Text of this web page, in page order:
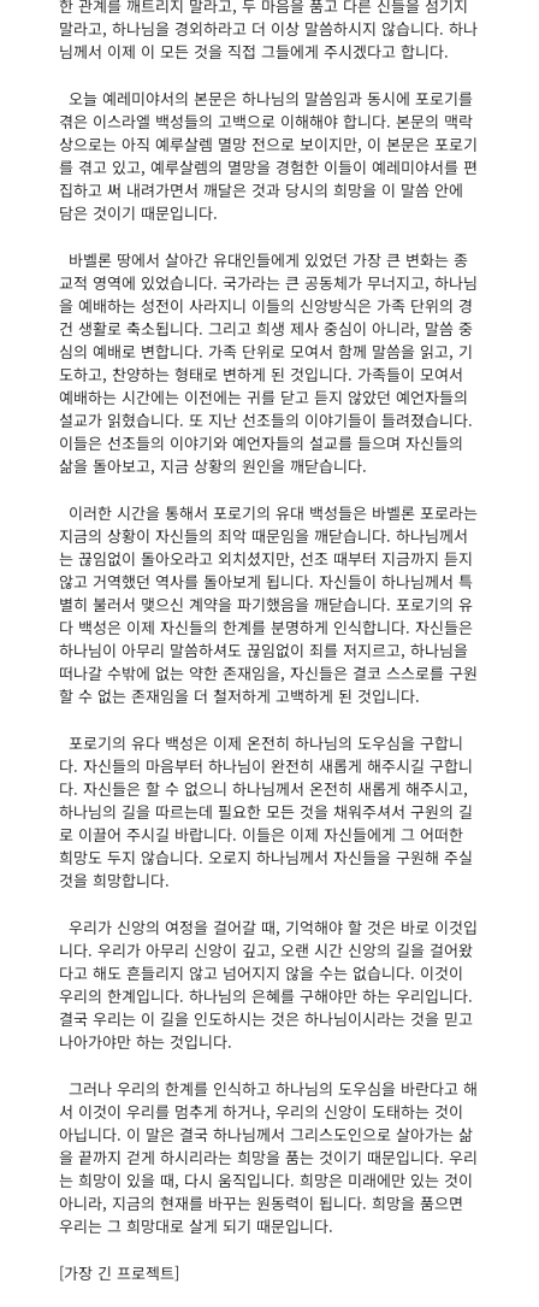
한 관계를 깨트리지 말라고, 두 마음을 품고 다른 신들을 섬기지
말라고, 하나님을 경외하라고 더 이상 말씀하시지 않습니다. 하나
님께서 이제 이 모든 것을 직접 그들에게 주시겠다고 합니다.
오늘 예레미야서의 본문은 하나님의 말씀임과 동시에 포로기를
겪은 이스라엘 백성들의 고백으로 이해해야 합니다. 본문의 맥락
상으로는 아직 예루살렘 멸망 전으로 보이지만, 이 본문은 포로기
를 겪고 있고, 예루살렘의 멸망을 경험한 이들이 예레미야서를 편
집하고 써 내려가면서 깨달은 것과 당시의 희망을 이 말씀 안에
담은 것이기 때문입니다.
바벨론 땅에서 살아간 유대인들에게 있었던 가장 큰 변화는 종
교적 영역에 있었습니다. 국가라는 큰 공동체가 무너지고, 하나님
을 예배하는 성전이 사라지니 이들의 신앙방식은 가족 단위의 경
건 생활로 축소됩니다. 그리고 희생 제사 중심이 아니라, 말씀 중
심의 예배로 변합니다. 가족 단위로 모여서 함께 말씀을 읽고, 기
도하고, 찬양하는 형태로 변하게 된 것입니다. 가족들이 모여서
예배하는 시간에는 이전에는 귀를 닫고 듣지 않았던 예언자들의
설교가 읽혔습니다. 또 지난 선조들의 이야기들이 들려졌습니다.
이들은 선조들의 이야기와 예언자들의 설교를 들으며 자신들의
삶을 돌아보고, 지금 상황의 원인을 깨닫습니다.
이러한 시간을 통해서 포로기의 유대 백성들은 바벨론 포로라는
지금의 상황이 자신들의 죄악 때문임을 깨닫습니다. 하나님께서
는 끊임없이 돌아오라고 외치셨지만, 선조 때부터 지금까지 듣지
않고 거역했던 역사를 돌아보게 됩니다. 자신들이 하나님께서 특
별히 불러서 맺으신 계약을 파기했음을 깨닫습니다. 포로기의 유
다 백성은 이제 자신들의 한계를 분명하게 인식합니다. 자신들은
하나님이 아무리 말씀하셔도 끊임없이 죄를 저지르고, 하나님을
떠나갈 수밖에 없는 약한 존재임을, 자신들은 결코 스스로를 구원
할 수 없는 존재임을 더 철저하게 고백하게 된 것입니다.
포로기의 유다 백성은 이제 온전히 하나님의 도우심을 구합니
다. 자신들의 마음부터 하나님이 완전히 새롭게 해주시길 구합니
다. 자신들은 할 수 없으니 하나님께서 온전히 새롭게 해주시고,
하나님의 길을 따르는데 필요한 모든 것을 채워주셔서 구원의 길
로 이끌어 주시길 바랍니다. 이들은 이제 자신들에게 그 어떠한
희망도 두지 않습니다. 오로지 하나님께서 자신들을 구원해 주실
것을 희망합니다.
우리가 신앙의 여정을 걸어갈 때, 기억해야 할 것은 바로 이것입
니다. 우리가 아무리 신앙이 깊고, 오랜 시간 신앙의 길을 걸어왔
다고 해도 흔들리지 않고 넘어지지 않을 수는 없습니다. 이것이
우리의 한계입니다. 하나님의 은혜를 구해야만 하는 우리입니다.
결국 우리는 이 길을 인도하시는 것은 하나님이시라는 것을 믿고
나아가야만 하는 것입니다.
그러나 우리의 한계를 인식하고 하나님의 도우심을 바란다고 해
서 이것이 우리를 멈추게 하거나, 우리의 신앙이 도태하는 것이
아닙니다. 이 말은 결국 하나님께서 그리스도인으로 살아가는 삶
을 끝까지 걷게 하시리라는 희망을 품는 것이기 때문입니다. 우리
는 희망이 있을 때, 다시 움직입니다. 희망은 미래에만 있는 것이
아니라, 지금의 현재를 바꾸는 원동력이 됩니다. 희망을 품으면
우리는 그 희망대로 살게 되기 때문입니다.
[가장 긴 프로젝트]